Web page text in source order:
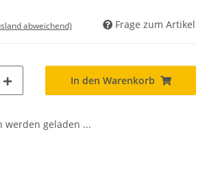
abweichend) Frage zum Artikel
In den Warenkorb
werden geladen ...